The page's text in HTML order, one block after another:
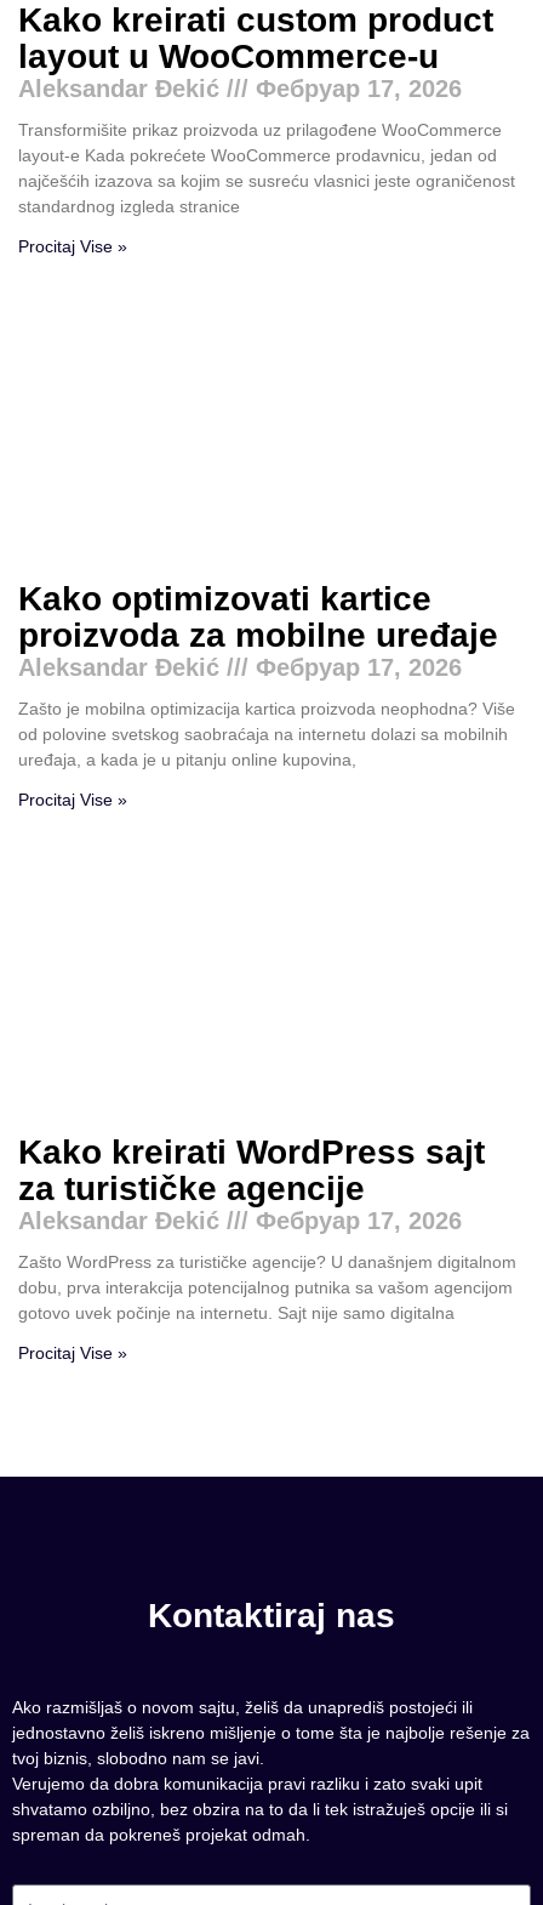
Kako kreirati custom product
layout u WooCommerce-u
Aleksandar Đekić Фебруар 17, 2026
Transformišite prikaz proizvoda uz prilagođene WooCommerce
layout-e Kada pokrećete WooCommerce prodavnicu, jedan od
najčešćih izazova sa kojim se susreću vlasnici jeste ograničenost
standardnog izgleda stranice
Procitaj Vise »
Kako optimizovati kartice
proizvoda za mobilne uređaje
Aleksandar Đekić Фебруар 17, 2026
Zašto je mobilna optimizacija kartica proizvoda neophodna? Više
od polovine svetskog saobraćaja na internetu dolazi sa mobilnih
uređaja, a kada je u pitanju online kupovina,
Procitaj Vise »
Kako kreirati WordPress sajt
za turističke agencije
Aleksandar Đekić Фебруар 17, 2026
Zašto WordPress za turističke agencije? U današnjem digitalnom
dobu, prva interakcija potencijalnog putnika sa vašom agencijom
gotovo uvek počinje na internetu. Sajt nije samo digitalna
Procitaj Vise »
Kontaktiraj nas
Ako razmišljaš o novom sajtu, želiš da unaprediš postojeći ili
jednostavno želiš iskreno mišljenje o tome šta je najbolje rešenje za
tvoj biznis, slobodno nam se javi.
Verujemo da dobra komunikacija pravi razliku i zato svaki upit
shvatamo ozbiljno, bez obzira na to da li tek istražuješ opcije ili si
spreman da pokreneš projekat odmah.